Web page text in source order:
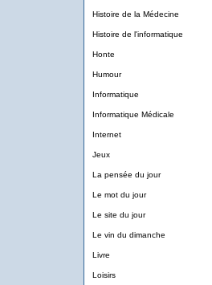
Histoire de la Médecine
Histoire de l'informatique
Honte
Humour
Informatique
Informatique Médicale
Internet
Jeux
La pensée du jour
Le mot du jour
Le site du jour
Le vin du dimanche
Livre
Loisirs